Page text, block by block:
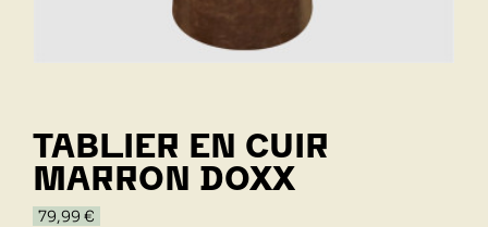
TABLIER EN CUIR
MARRON DOXX
79,99 €